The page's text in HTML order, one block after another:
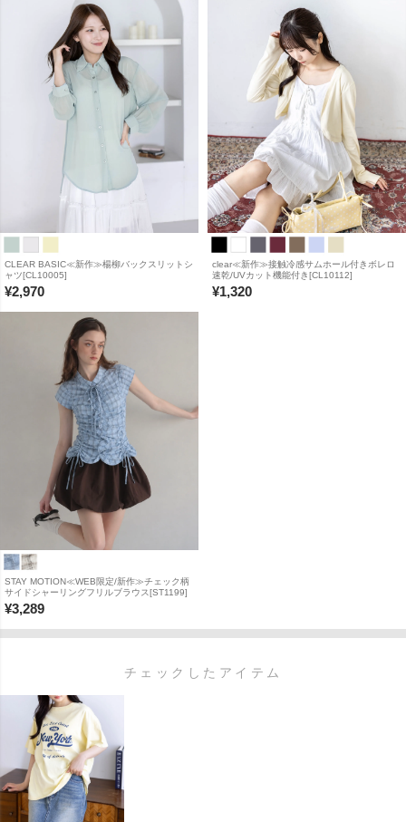
CLEAR BASIC≪新作≫楊柳バックスリットシ
ャツ[CL10005]
¥2,970
clear≪新作≫接触冷感サムホール付きボレロ
速乾/UVカット機能付き[CL10112]
¥1,320
STAY MOTION≪WEB限定/新作≫チェック柄
サイドシャーリングフリルブラウス[ST1199]
¥3,289
チェックしたアイテム